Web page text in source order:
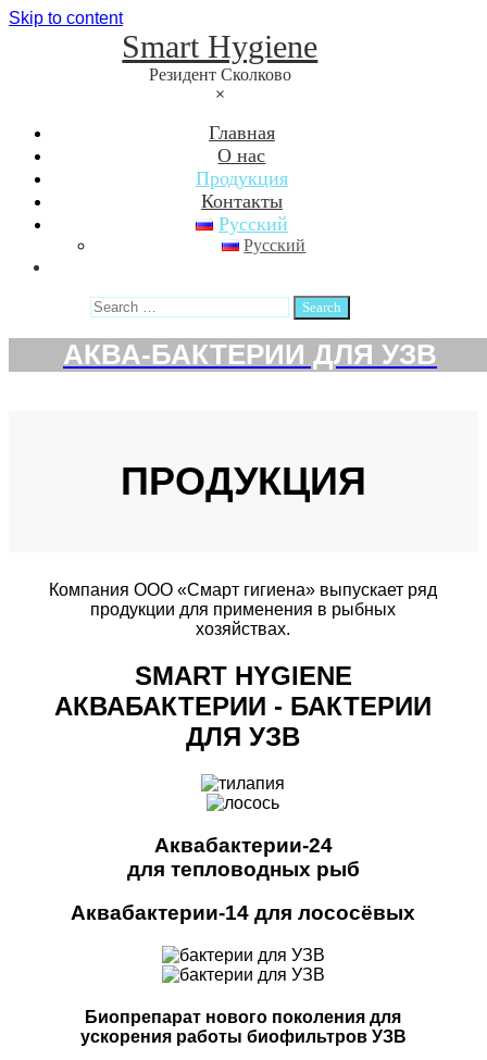
Skip to content
Smart Hygiene
Резидент Сколково
×
Главная
О нас
Продукция
Контакты
Русский
Русский
Search
АКВА-БАКТЕРИИ ДЛЯ УЗВ
ПРОДУКЦИЯ
Компания ООО «Смарт гигиена» выпускает ряд
продукции для применения в рыбных
хозяйствах.
SMART HYGIENE
АКВАБАКТЕРИИ - БАКТЕРИИ
ДЛЯ УЗВ
Аквабактерии-24
для тепловодных рыб
Аквабактерии-14 для лососёвых
Биопрепарат нового поколения для
ускорения работы биофильтров УЗВ